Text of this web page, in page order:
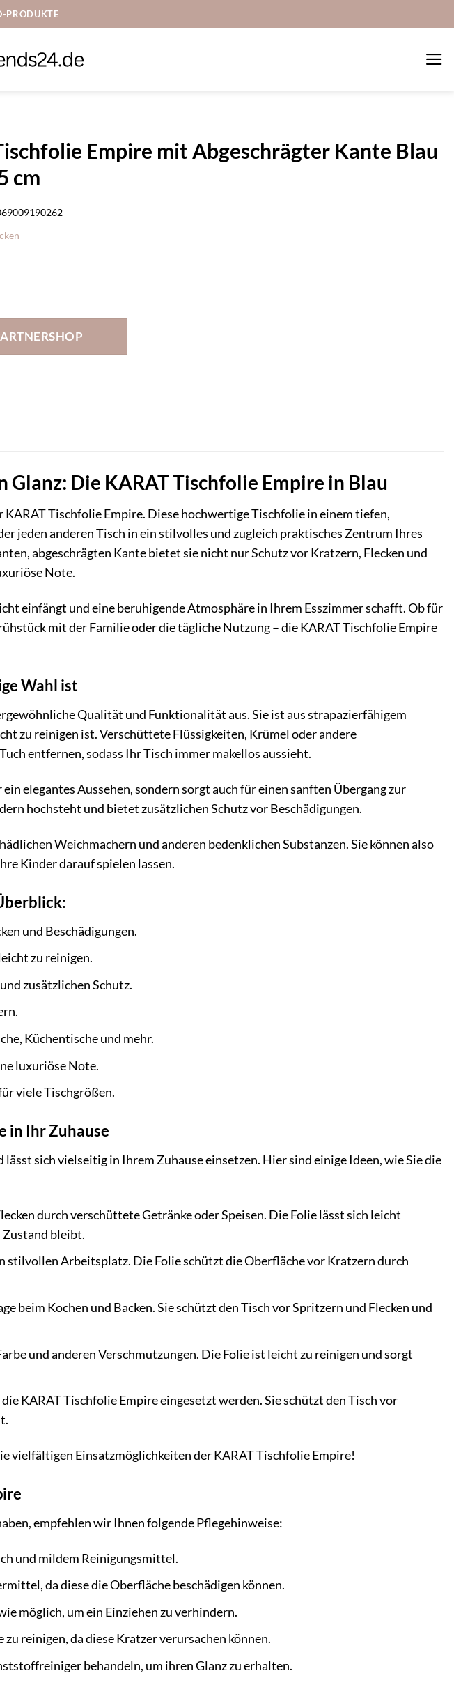
PRODUKTE
Empire mit Abgeschrägter Kante Blau
cm
Die KARAT Tischfolie Empire in Blau
KARAT Tischfolie Empire. Diese hochwertige Tischfolie in einem tiefen,
jeden anderen Tisch in ein stilvolles und zugleich praktisches Zentrum Ihres
abgeschrägten Kante bietet sie nicht nur Schutz vor Kratzern, Flecken und
Note.
einfängt und eine beruhigende Atmosphäre in Ihrem Esszimmer schafft. Ob für
mit der Familie oder die tägliche Nutzung – die KARAT Tischfolie Empire
Wahl ist
Qualität und Funktionalität aus. Sie ist aus strapazierfähigem
zu reinigen ist. Verschüttete Flüssigkeiten, Krümel oder andere
entfernen, sodass Ihr Tisch immer makellos aussieht.
elegantes Aussehen, sondern sorgt auch für einen sanften Übergang zur
hochsteht und bietet zusätzlichen Schutz vor Beschädigungen.
Weichmachern und anderen bedenklichen Substanzen. Sie können also
Kinder darauf spielen lassen.
und Beschädigungen.
zu reinigen.
zusätzlichen Schutz.
Küchentische und mehr.
luxuriöse Note.
viele Tischgrößen.
in Ihr Zuhause
sich vielseitig in Ihrem Zuhause einsetzen. Hier sind einige Ideen, wie Sie die
durch verschüttete Getränke oder Speisen. Die Folie lässt sich leicht
Zustand bleibt.
stilvollen Arbeitsplatz. Die Folie schützt die Oberfläche vor Kratzern durch
beim Kochen und Backen. Sie schützt den Tisch vor Spritzern und Flecken und
und anderen Verschmutzungen. Die Folie ist leicht zu reinigen und sorgt
KARAT Tischfolie Empire eingesetzt werden. Sie schützt den Tisch vor
vielfältigen Einsatzmöglichkeiten der KARAT Tischfolie Empire!
empfehlen wir Ihnen folgende Pflegehinweise:
und mildem Reinigungsmittel.
da diese die Oberfläche beschädigen können.
möglich, um ein Einziehen zu verhindern.
reinigen, da diese Kratzer verursachen können.
behandeln, um ihren Glanz zu erhalten.